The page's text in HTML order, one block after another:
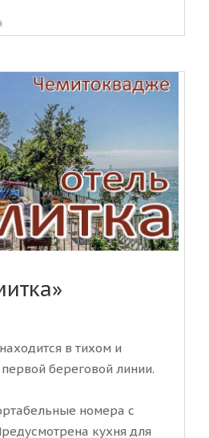
в тихом и
береговой линии.
номера с
кухня для